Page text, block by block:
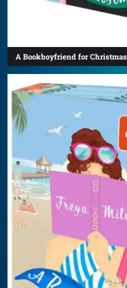
A Bookboyfriend for Christmas